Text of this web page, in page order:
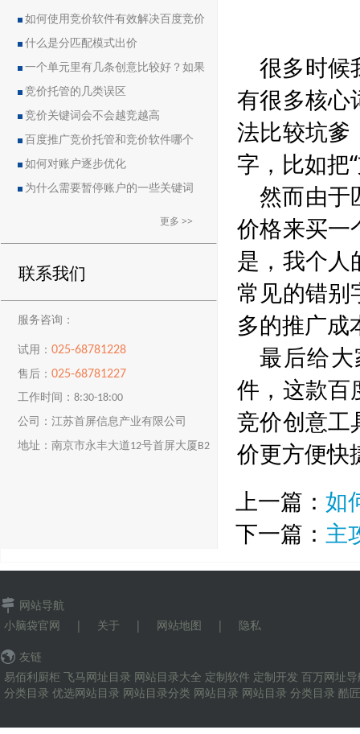
如何使用竞价软件有效解决百度竞价
中的恶点问题
什么是分匹配模式出价
一个单元里有几条创意比较好？如果
删除创意会导致账户流量突然下降吗？
竞价托管的几类误区
竞价关键词会不会越竞越高
百度推广竞价托管和竞价软件哪个
好？
如何对账户逐步优化
为什么需要暂停账户的一些关键词
更多 >>
联系我们
服务咨询：
试用：025-68781228
售后：025-68781227
工作时间：8:30-18:00
公司：江苏首屏信息产业有限公司
地址：南京市永丰大道12号首屏大厦B2
很多时候
有很多核心
法比较坑爹
字，比如把
然而由于
价格来买一
是，我个人
常见的错别
多的推广成
最后给
件，这款百
竞价创意工
价更方便快
上一篇： 如
下一篇： 主
网站导航
小脑袋官网
| 关于 | 网站地图 | 隐私
友链
易佰利厨柜 飞马网址目录 网站目录大全 定制软件 定制开发 百万网址
分类目录 优选网站目录 网站目录分类 网站目录 网站目录 分类目录 酷